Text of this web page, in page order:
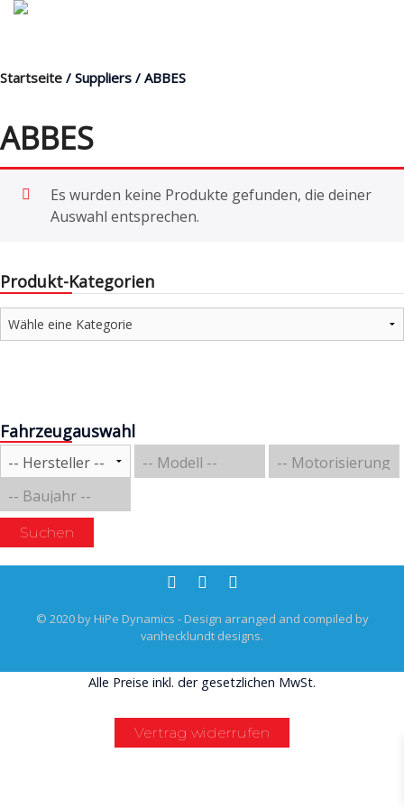
search
Nach Baugruppen
Rechtliches & Service
Startseite / Suppliers / ABBES
ABBES
Es wurden keine Produkte gefunden, die deiner
Auswahl entsprechen.
Produkt-Kategorien
Fahrzeugauswahl
Suchen
© 2020 by HiPe Dynamics - Design arranged and compiled by
vanhecklundt designs.
Alle Preise inkl. der gesetzlichen MwSt.
Vertrag widerrufen